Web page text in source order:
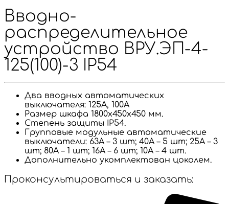
Вводно-
распределительное
устройство ВРУ.ЭП-4-
125(100)-3 IP54
Два вводных автоматических
выключателя: 125А, 100А
Размер шкафа 1800х450х450 мм.
Степень защиты IP54.
Групповые модульные автоматические
выключатели: 63А – 3 шт; 40А – 5 шт; 25А – 3
шт; 80А – 1 шт; 16А – 6 шт; 10А – 4 шт.
Дополнительно укомплектован цоколем.
Проконсультироваться и заказать: